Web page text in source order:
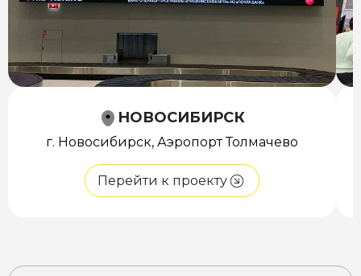
НОВОСИБИРСК
г. Новосибирск, Аэропорт Толмачево
Перейти к проекту